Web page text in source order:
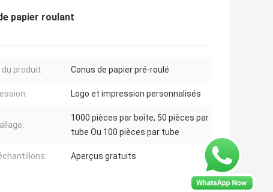
papier roulant
du produit: Conus de papier pré-roulé
Logo et impression personnalisés
1000 pièces par boîte, 50 pièces par
tube Ou 100 pièces par tube
Aperçus gratuits